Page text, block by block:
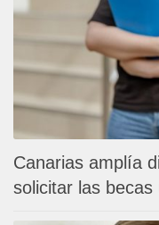
Canarias amplía
solicitar las becas